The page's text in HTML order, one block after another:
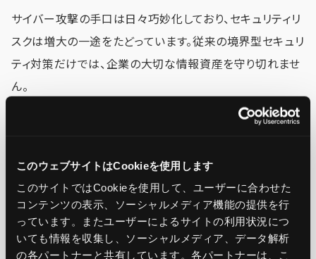
このウェブサイトはCookieを使用します
このサイトではCookieを使用して、ユーザーに合わせた
コンテンツの表示、ソーシャルメディア機能の提供を行
っています。またユーザーによるサイトの利用状況につ
いても情報を収集し、ソーシャルメディア、データ解析
の各パートナーと共有しています。各パートナーは、こ
サイバー攻撃の手口は日々巧妙化しており、セキュリティリ
スクは増大の一途をたどっています。従来の境界型セキュリ
ティ対策だけでは、企業の大切な情報資産を守り切れませ
ん。
Detection and Response）などの対策技術が注目されて
います。